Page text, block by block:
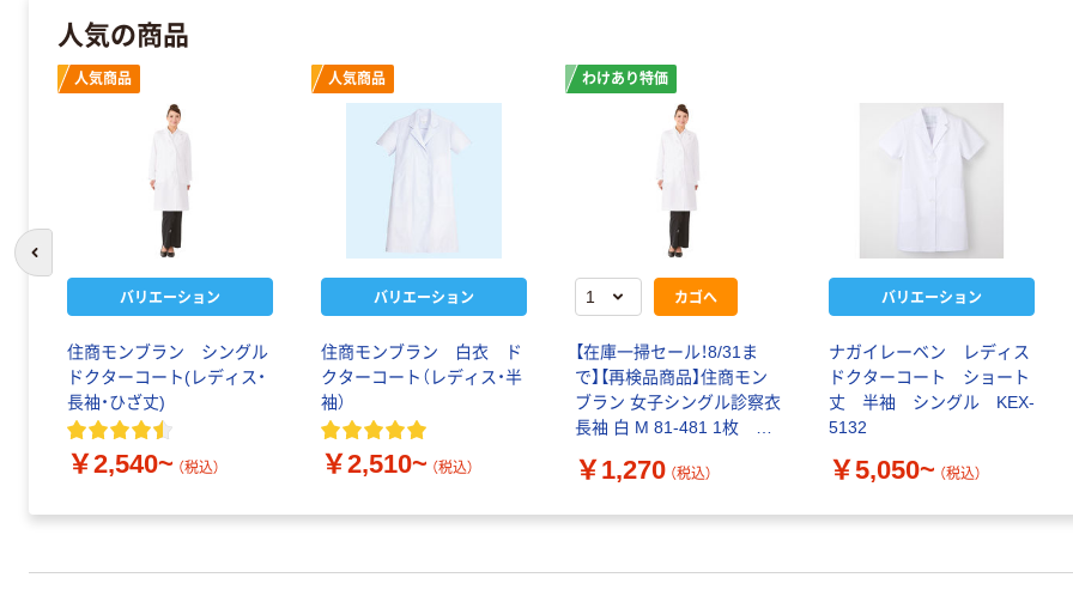
人気の商品
人気商品
バリエーション
住商モンブラン シングル
ドクターコート(レディス・
長袖・ひざ丈)
￥2,540~ （税込）
人気商品
バリエーション
住商モンブラン 白衣 ド
クターコート（レディス・半
袖）
￥2,510~ （税込）
わけあり特価
カゴへ
【在庫一掃セール！8/31ま
で】【再検品商品】住商モン
ブラン 女子シングル診察衣
長袖 白 M 81-481 1枚 白
あり品）
￥1,270 （税込）
バリエーション
ナガイレーベン レディス
ドクターコート ショート
丈 半袖 シングル KEX-
5132
￥5,050~ （税込）